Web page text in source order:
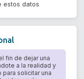
estos datos
fin de dejar una
a la realidad y
solicitar una